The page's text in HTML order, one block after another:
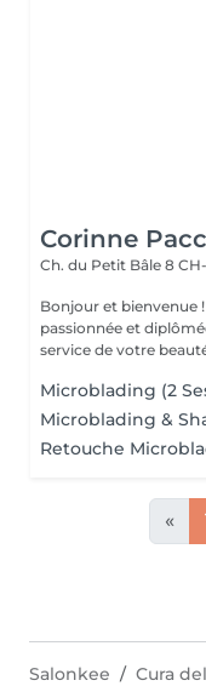
Corinne
Ch. du Petit Bâle 8
Bonjour et bienvenue ! Je suis Corinne, esthéticienne
passionnée et
service de votre
Microblading (2
Microblading &
Retouche
«
Salonkee Cura